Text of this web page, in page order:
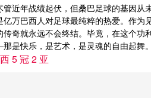
近年战绩起伏，但桑巴足球的基因从
万巴西人对足球最纯粹的热爱。作为
奇就永远不会终结。毕竟，在这个功
是快乐，是艺术，是灵魂的自由起舞。
5 冠 2 亚